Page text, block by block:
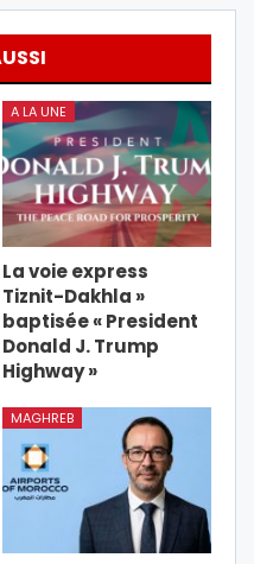
A LA UNE
La voie express
Tiznit-Dakhla »
baptisée « President
Donald J. Trump
Highway »
MAGHREB